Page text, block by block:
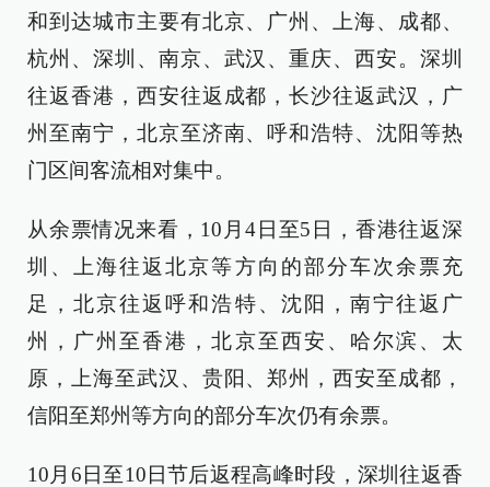
和到达城市主要有北京、广州、上海、成都、
杭州、深圳、南京、武汉、重庆、西安。深圳
往返香港，西安往返成都，长沙往返武汉，广
州至南宁，北京至济南、呼和浩特、沈阳等热
门区间客流相对集中。
从余票情况来看，10月4日至5日，香港往返深
圳、上海往返北京等方向的部分车次余票充
足，北京往返呼和浩特、沈阳，南宁往返广
州，广州至香港，北京至西安、哈尔滨、太
原，上海至武汉、贵阳、郑州，西安至成都，
信阳至郑州等方向的部分车次仍有余票。
10月6日至10日节后返程高峰时段，深圳往返香